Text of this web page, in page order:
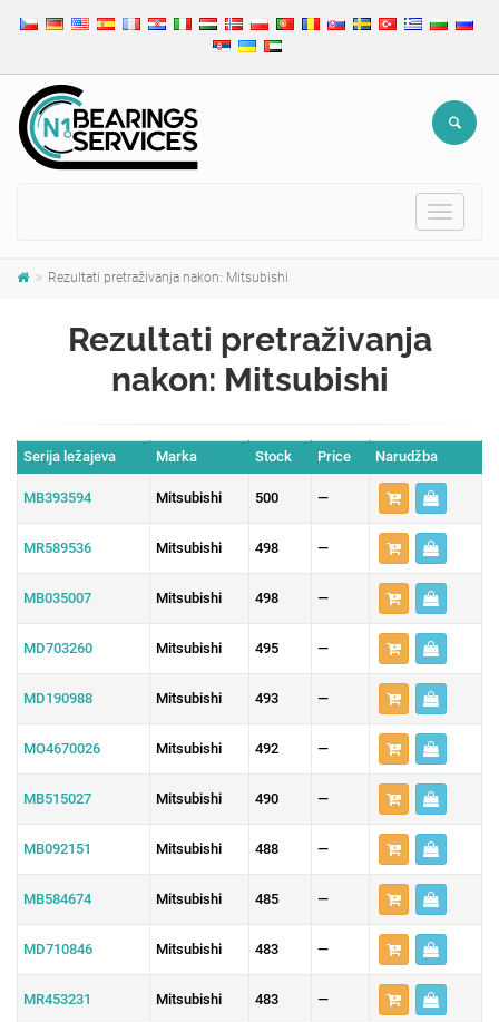
Toggle
Rezultati pretraživanja nakon: Mitsubishi
Rezultati pretraživanja
nakon: Mitsubishi
Serija ležajeva Marka Stock Price Narudžba
MB393594 Mitsubishi 500 —
MR589536 Mitsubishi 498 —
MB035007 Mitsubishi 498 —
MD703260 Mitsubishi 495 —
MD190988 Mitsubishi 493 —
MO4670026 Mitsubishi 492 —
MB515027 Mitsubishi 490 —
MB092151 Mitsubishi 488 —
MB584674 Mitsubishi 485 —
MD710846 Mitsubishi 483 —
MR453231 Mitsubishi 483 —